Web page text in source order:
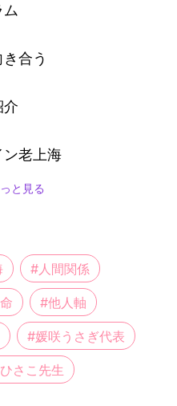
合う
介
ン老上海
と見る
# 人間関係
#他人軸
#媛咲うさぎ代表
さこ先生